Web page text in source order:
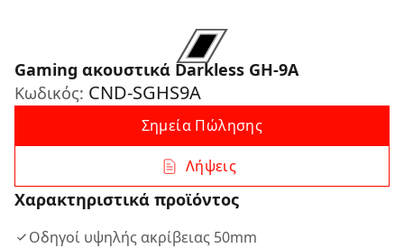
Gaming ακουστικά Darkless GH-9A
Κωδικός: CND-SGHS9A
Σημεία Πώλησης
Λήψεις
Χαρακτηριστικά προϊόντος
Οδηγοί υψηλής ακρίβειας 50mm